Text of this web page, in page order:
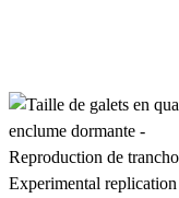
enclume dormante -
Reproduction de
Experimental